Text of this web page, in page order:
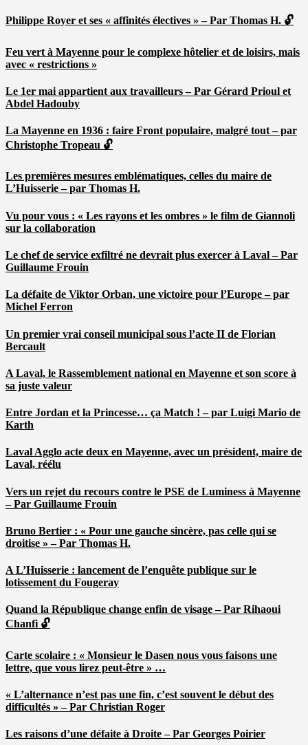
Philippe Royer et ses « affinités électives » – Par Thomas H. 🔓
Feu vert à Mayenne pour le complexe hôtelier et de loisirs, mais
avec « restrictions »
Le 1er mai appartient aux travailleurs – Par Gérard Prioul et
Abdel Hadouby
La Mayenne en 1936 : faire Front populaire, malgré tout – par
Christophe Tropeau 🔓
Les premières mesures emblématiques, celles du maire de
L’Huisserie – par Thomas H.
Vu pour vous : « Les rayons et les ombres » le film de Giannoli
sur la collaboration
Le chef de service exfiltré ne devrait plus exercer à Laval – Par
Guillaume Frouin
La défaite de Viktor Orban, une victoire pour l’Europe – par
Michel Ferron
Un premier vrai conseil municipal sous l’acte II de Florian
Bercault
A Laval, le Rassemblement national en Mayenne et son score à
sa juste valeur
Entre Jordan et la Princesse… ça Match ! – par Luigi Mario de
Karth
Laval Agglo acte deux en Mayenne, avec un président, maire de
Laval, réélu
Vers un rejet du recours contre le PSE de Luminess à Mayenne
– Par Guillaume Frouin
Bruno Bertier : « Pour une gauche sincère, pas celle qui se
droitise » – Par Thomas H.
A L’Huisserie : lancement de l’enquête publique sur le
lotissement du Fougeray
Quand la République change enfin de visage – Par Rihaoui
Chanfi 🔓
Carte scolaire : « Monsieur le Dasen nous vous faisons une
lettre, que vous lirez peut-être » …
« L’alternance n’est pas une fin, c’est souvent le début des
difficultés » – Par Christian Roger
Les raisons d’une défaite à Droite – Par Georges Poirier